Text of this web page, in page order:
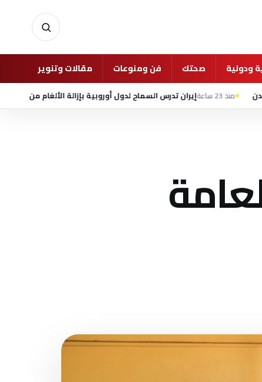
ودولية صحتك فن ومنوعات مقالات وتنوير
تدرس السماح لدول أوروبية بإزالة الألغام من مضيق هرمز 4 أغسطس 2026 - 12:50 م